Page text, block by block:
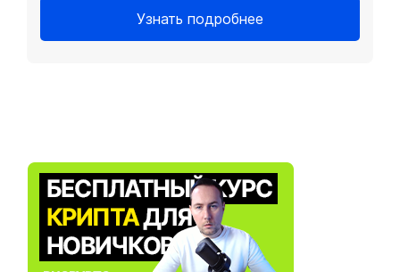
Узнать подробнее